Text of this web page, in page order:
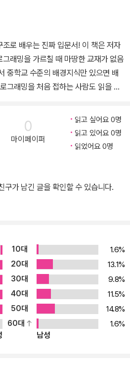
우는 진짜 입문서! 이 책은 저자
래밍을 가르칠 때 마땅한 교재가 없음
중학교 수준의 배경지식만 있으면 배
그래밍을 처음 접하는 사람도 읽을 수
라고 설명하지 않으며, 모듈을 배우기
는 ‘노트’나 공부하면서 생길 수 있는 궁
있도록 기존의 따라 하기 방식의 입문
제 => 유제로 이어지는 체계적인 구성
● 정보 교과서의 내용을 예습/복습
지만 프로그래밍을 배우고 싶은 일반
학습에 지쳐 있는 모든 프로그래밍 입
0
마이페이퍼
읽고 싶어요 0명
읽고 있어요 0명
읽었어요 0명
구가 남긴 글을 확인할 수 있습니다.
10대
1.6%
20대
13.1%
30대
9.8%
40대
11.5%
50대
14.8%
60대
1.6%
남성